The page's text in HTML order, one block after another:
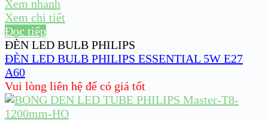
Xem nhanh
Xem chi tiết
Đọc tiếp
ĐÈN LED BULB PHILIPS
ĐÈN LED BULB PHILIPS ESSENTIAL 5W E27
A60
Vui lòng liên hệ để có giá tốt